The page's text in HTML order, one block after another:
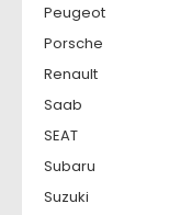
Peugeot
Porsche
Renault
Saab
SEAT
Subaru
Suzuki